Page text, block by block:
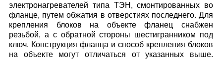
электронагревателей типа ТЭН, смонтированных во
фланце, путем обжатия в отверстиях последнего. Для
крепления блоков на объекте фланец снабжен
резьбой, а с обратной стороны шестигранником под
ключ. Конструкция фланца и способ крепления блоков
на объекте могут отличаться от указанных выше.